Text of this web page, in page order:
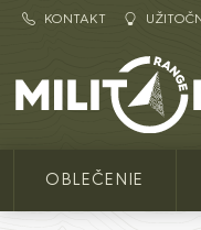
KONTAKT
Army
OBLEČENIE